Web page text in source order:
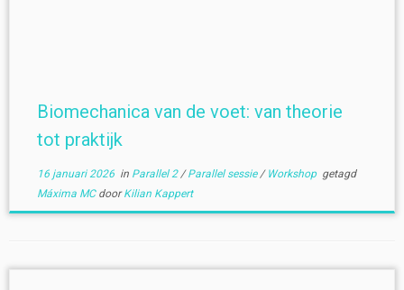
Biomechanica van de voet: van theorie
tot praktijk
16 januari 2026in Parallel 2/Parallel sessie/ Workshop getagd
Máxima MC doorKilian Kappert